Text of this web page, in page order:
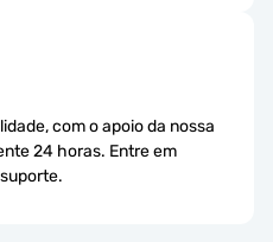
com o apoio da nossa
24 horas. Entre em